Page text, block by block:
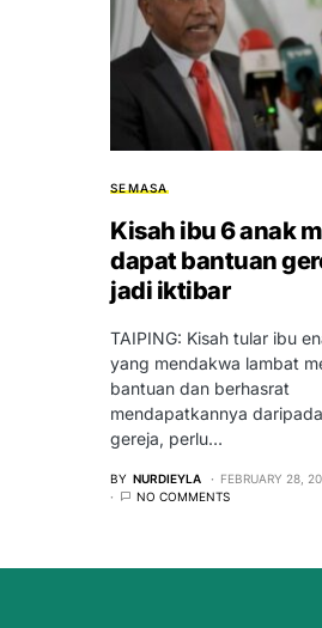
SEMASA
Kisah ibu 6 anak
dapat bantuan
jadi iktibar
TAIPING: Kisah tular ibu
yang mendakwa lambat
bantuan dan berhasrat
mendapatkannya
gereja, perlu…
BY NURDIEYLA
FEBRUARY 28,
NO COMMENTS